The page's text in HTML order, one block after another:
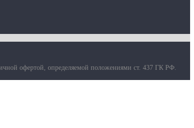
офертой, определяемой положениями ст. 437 ГК РФ.